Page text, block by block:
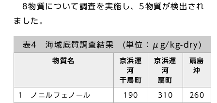
8物質について調査を実施し、5物質が検出され
ました。
表4 海域底質調査結果 (単位：μg/kg-dry)
物質名
京浜運
河
千鳥町
京浜運
河
扇町
扇島
沖
1 ノニルフェノール 190 310 260